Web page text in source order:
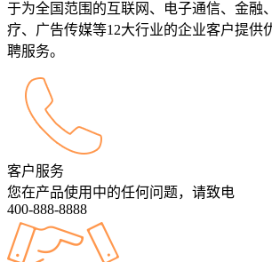
于为全国范围的互联网、电子通信、金融
疗、广告传媒等12大行业的企业客户提供
聘服务。
客户服务
您在产品使用中的任何问题，请致电
400-888-8888